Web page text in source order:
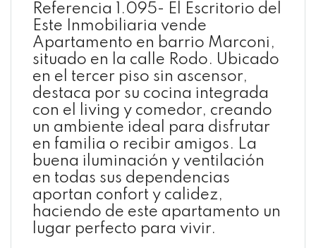
Referencia 1.095- El Escritorio del
Este Inmobiliaria vende
Apartamento en barrio Marconi,
situado en la calle Rodo. Ubicado
en el tercer piso sin ascensor,
destaca por su cocina integrada
con el living y comedor, creando
un ambiente ideal para disfrutar
en familia o recibir amigos. La
buena iluminación y ventilación
en todas sus dependencias
aportan confort y calidez,
haciendo de este apartamento un
lugar perfecto para vivir.